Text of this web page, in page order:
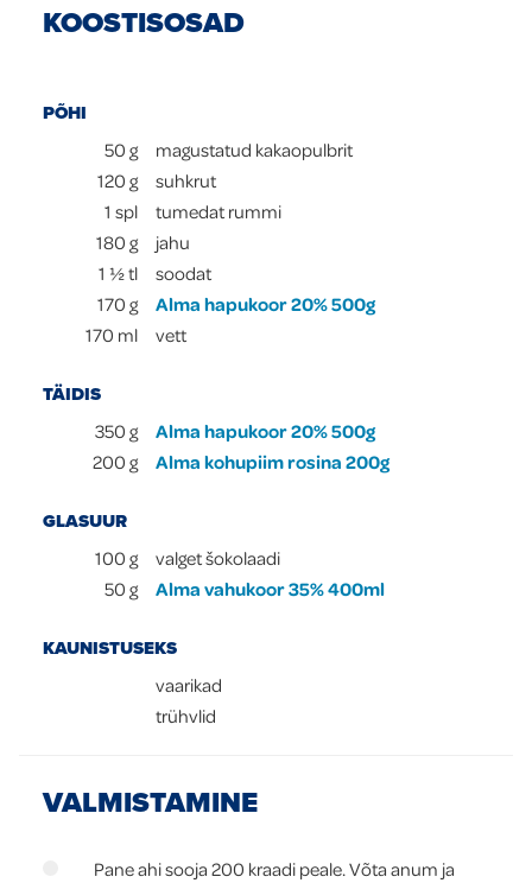
KOOSTISOSAD
PÕHI
50 g
magustatud kakaopulbrit
120 g
suhkrut
1 spl
tumedat rummi
180 g
jahu
1 ½tl
soodat
170 g
Alma hapukoor 20% 500g
170 ml vett
TÄIDIS
350 g
Alma hapukoor 20% 500g
200 g Alma kohupiim rosina 200g
GLASUUR
100 g
valget šokolaadi
50 g Alma vahukoor 35% 400ml
KAUNISTUSEKS
vaarikad
trühvlid
VALMISTAMINE
Pane ahi sooja 200 kraadi peale. Võta anum ja